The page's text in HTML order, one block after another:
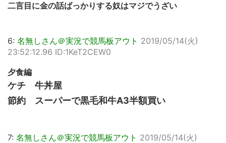
二言目に金の話ばっかりする奴はマジでうざい
6: 名無しさん＠実況で競馬板アウト 2019/05/14(火)
23:52:12.96 ID:1KeT2CEW0
夕食編
ケチ 牛丼屋
節約 スーパーで黒毛和牛A3半額買い
7: 名無しさん＠実況で競馬板アウト 2019/05/14(火)